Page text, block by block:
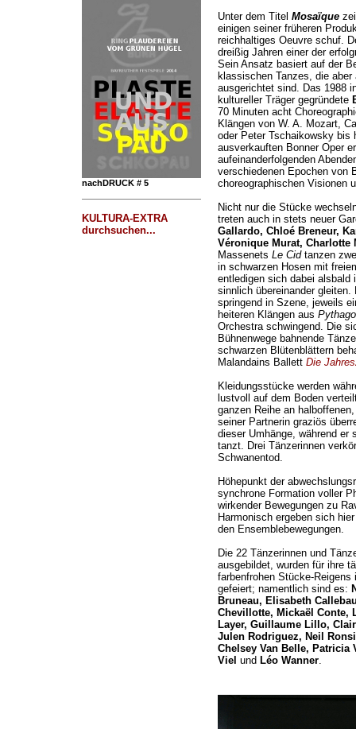
nachDRUCK # 5
KULTURA-EXTRA
durchsuchen...
Unter dem Titel Mosaïque
einigen seiner früheren
reichhaltiges Oeuvre schuf.
dreißig Jahren einer der
Sein Ansatz basiert auf der
klassischen Tanzes, die
ausgerichtet sind. Das 1988
kultureller Träger gegründete
70 Minuten acht
Klängen von W. A. Mozart,
oder Peter Tschaikowsky
ausverkauften Bonner Oper
aufeinanderfolgenden
verschiedenen Epochen von
choreographischen Visionen
Nicht nur die Stücke
treten auch in stets neuer
Gallardo, Chloé Breneur,
Véronique Murat, Charlotte
Massenets Le Cidtanzen
in schwarzen Hosen mit
entledigen sich dabei alsbald
sinnlich übereinander
springend in Szene, jeweils
heiteren Klängen aus
Orchestra schwingend. Die
Bühnenwege bahnende
schwarzen Blütenblättern
Malandains Ballett Die
Kleidungsstücke werden
lustvoll auf dem Boden
ganzen Reihe an
seiner Partnerin graziös
dieser Umhänge, während er
tanzt. Drei Tänzerinnen
Schwanentod.
Höhepunkt der
synchrone Formation voller
wirkender Bewegungen zu
Harmonisch ergeben sich
den Ensemblebewegungen.
Die 22 Tänzerinnen und
ausgebildet, wurden für ihre
farbenfrohen Stücke-
gefeiert; namentlich sind es:
Bruneau, Elisabeth
Chevillotte, Mickaël Conte,
Layer, Guillaume Lillo,
Julen Rodriguez, Neil
Chelsey Van Belle, Patricia
Viel und Léo Wanner.